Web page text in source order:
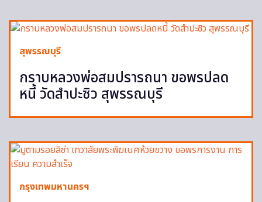
สุพรรณบุรี
กราบหลวงพ่อสมปรารถนา ขอพรปลด
หนี้ วัดสำปะซิว สุพรรณบุรี
กรุงเทพมหานครฯ